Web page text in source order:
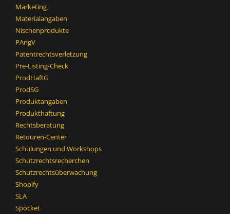
Marketing
Materialangaben
Nischenprodukte
PAngV
Patentrechtsverletzung
Pre-Listing-Check
ProdHaftG
ProdSG
Produktangaben
Produkthaftung
Rechtsberatung
Retouren-Center
Schulungen und Workshops
Schutzrechtsrecherchen
Schutzrechtsüberwachung
Shopify
SLA
Spocket